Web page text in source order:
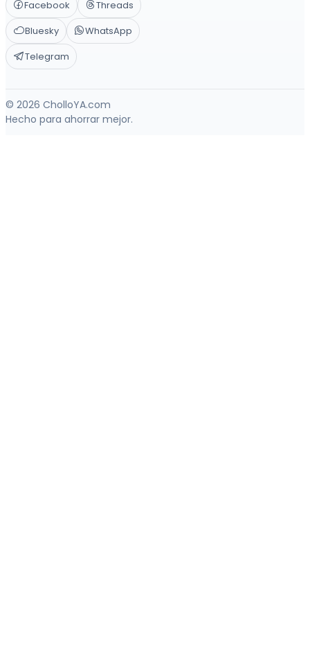
Facebook
Threads
Bluesky
WhatsApp
Telegram
© 2026 CholloYA.com
Hecho para ahorrar mejor.